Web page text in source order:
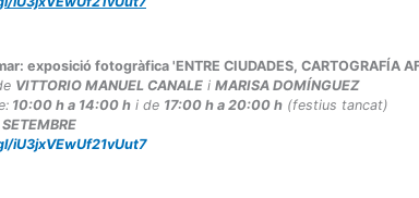
exposició fotogràfica 'ENTRE CIUDADES, CARTOGRAFÍA
VITTORIO MANUEL CANALE i MARISA DOMÍNGUEZ
10:00 h a 14:00 h i de 17:00 h a 20:00 h (festius tancat)
iU3jxVEwUf21vUut7